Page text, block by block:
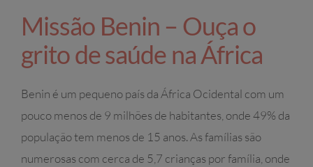
Missão Benin – Ouça o
grito de saúde na África
Benin é um pequeno país da África Ocidental com um
pouco menos de 9 milhões de habitantes, onde 49% da
população tem menos de 15 anos. As famílias são
numerosas com cerca de 5,7 crianças por família, onde